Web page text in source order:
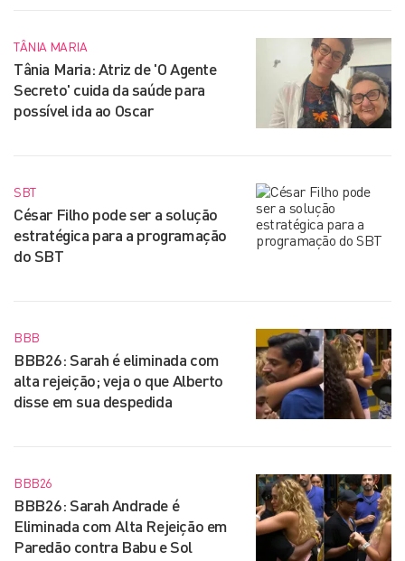
TÂNIA MARIA
Tânia Maria: Atriz de 'O Agente
Secreto' cuida da saúde para
possível ida ao Oscar
SBT
César Filho pode ser a solução
estratégica para a programação
do SBT
BBB
BBB26: Sarah é eliminada com
alta rejeição; veja o que Alberto
disse em sua despedida
BBB26
BBB26: Sarah Andrade é
Eliminada com Alta Rejeição em
Paredão contra Babu e Sol